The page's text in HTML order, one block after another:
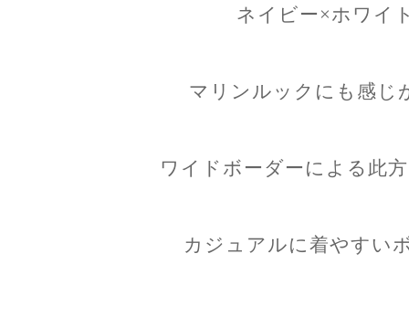
ネイビー×ホワイ
マリンルックにも感じ
ワイドボーダーによる此
カジュアルに着やすい